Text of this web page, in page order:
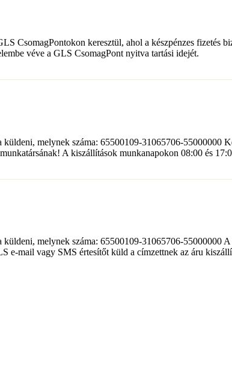
CsomagPontokon keresztül, ahol a készpénzes
véve a GLS CsomagPont nyitva tartási idejét.
melynek száma: 65500109-31065706-55000000
A kiszállítások munkanapokon 08:00 és
melynek száma: 65500109-31065706-55000000
e-mail vagy SMS értesítőt küld a címzettnek az áru